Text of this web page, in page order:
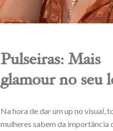
Pulseiras: Mais
glamour no seu
Na hora de dar um up no visual,
mulheres sabem da importância